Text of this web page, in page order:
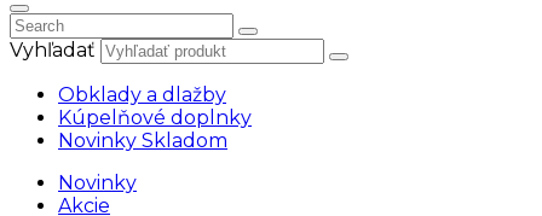
Vyhľadať
Obklady a dlažby
Kúpelňové doplnky
Novinky Skladom
Novinky
Akcie